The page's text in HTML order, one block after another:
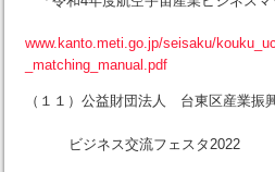
www.kanto.meti.go.jp/seisaku/
_matching_manual.pdf
（１１）公益財団法人 台東区産業振
ビジネス交流フェスタ2022